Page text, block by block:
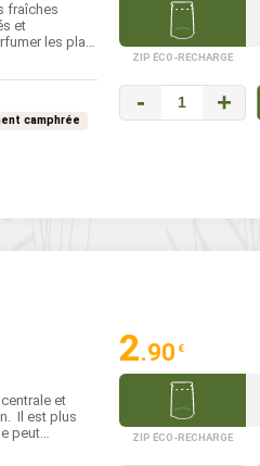
fraîches
et
les plats
comme le
camphrée
ZIP ÉCO-RECHARGE
- +
et
Il est plus
peut
2.90 €
ZIP ÉCO-RECHARGE